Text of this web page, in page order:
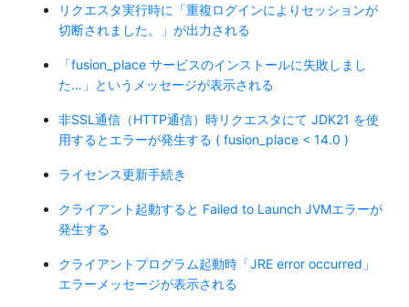
リクエスタ実行時に「重複ログインによりセッションが
切断されました。」が出力される
「fusion_place サービスのインストールに失敗しまし
た…」というメッセージが表示される
非SSL通信（HTTP通信）時リクエスタにて JDK21 を使
用するとエラーが発生する ( fusion_place < 14.0 )
ライセンス更新手続き
クライアント起動すると Failed to Launch JVMエラーが
発生する
クライアントプログラム起動時「JRE error occurred」
エラーメッセージが表示される